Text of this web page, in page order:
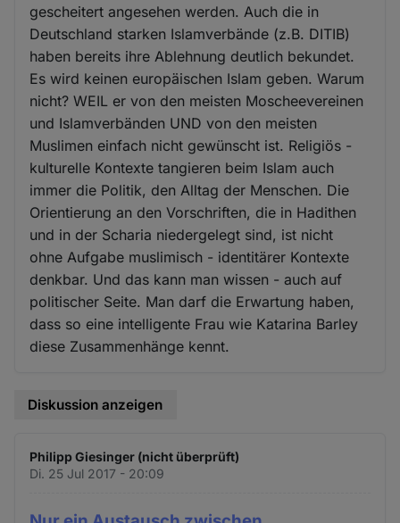
gescheitert angesehen werden. Auch die in
Deutschland starken Islamverbände (z.B. DITIB)
haben bereits ihre Ablehnung deutlich bekundet.
Es wird keinen europäischen Islam geben. Warum
nicht? WEIL er von den meisten Moscheevereinen
und Islamverbänden UND von den meisten
Muslimen einfach nicht gewünscht ist. Religiös -
kulturelle Kontexte tangieren beim Islam auch
immer die Politik, den Alltag der Menschen. Die
Orientierung an den Vorschriften, die in Hadithen
und in der Scharia niedergelegt sind, ist nicht
ohne Aufgabe muslimisch - identitärer Kontexte
denkbar. Und das kann man wissen - auch auf
politischer Seite. Man darf die Erwartung haben,
dass so eine intelligente Frau wie Katarina Barley
diese Zusammenhänge kennt.
Diskussion anzeigen
Philipp Giesinger (nicht überprüft)
Di. 25 Jul 2017 - 20:09